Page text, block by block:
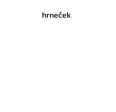
hrneček